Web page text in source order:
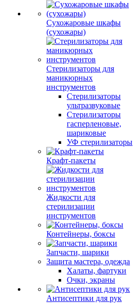
Сухожаровые шкафы
(сухожары)
Стерилизаторы для
маникюрных
инструментов
Стерилизаторы
ультразвуковые
Стерилизаторы
гасперленовые,
шариковые
УФ стерилизаторы
Крафт-пакеты
Жидкости для
стерилизации
инструментов
Контейнеры, боксы
Запчасти, шарики
Защита мастера, одежда
Халаты, фартуки
Очки, экраны
Антисептики для рук